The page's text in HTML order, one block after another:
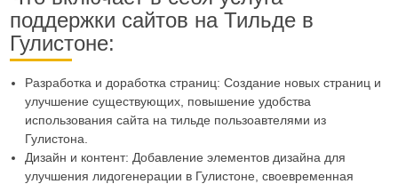
поддержки сайтов на Тильде в
Гулистоне:
Разработка и доработка страниц: Создание новых страниц и
улучшение существующих, повышение удобства
использования сайта на тильде пользоавтелями из
Гулистона.
Дизайн и контент: Добавление элементов дизайна для
улучшения лидогенерации в Гулистоне, своевременная